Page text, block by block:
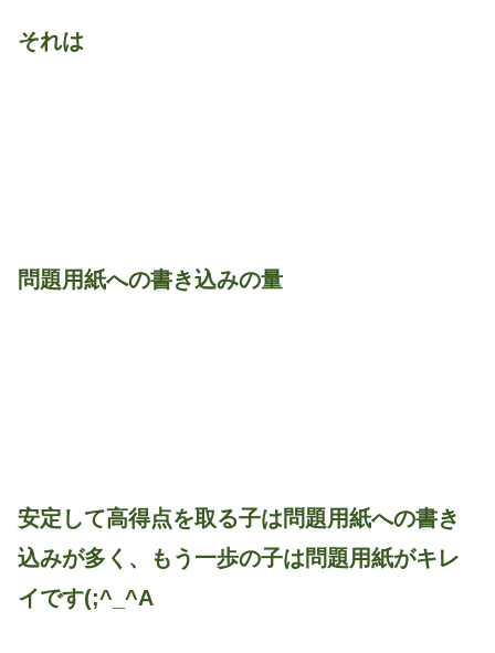
それは
問題用紙への書き込みの量
安定して高得点を取る子は問題用紙への書き
込みが多く、もう一歩の子は問題用紙がキレ
イです(;^_^A